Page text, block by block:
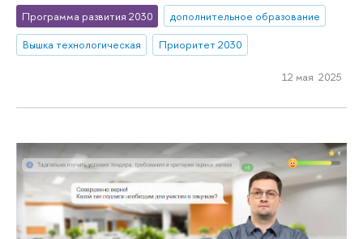
Программа развития 2030
дополнительное образование
Вышка технологическая
Приоритет 2030
12 мая 2025